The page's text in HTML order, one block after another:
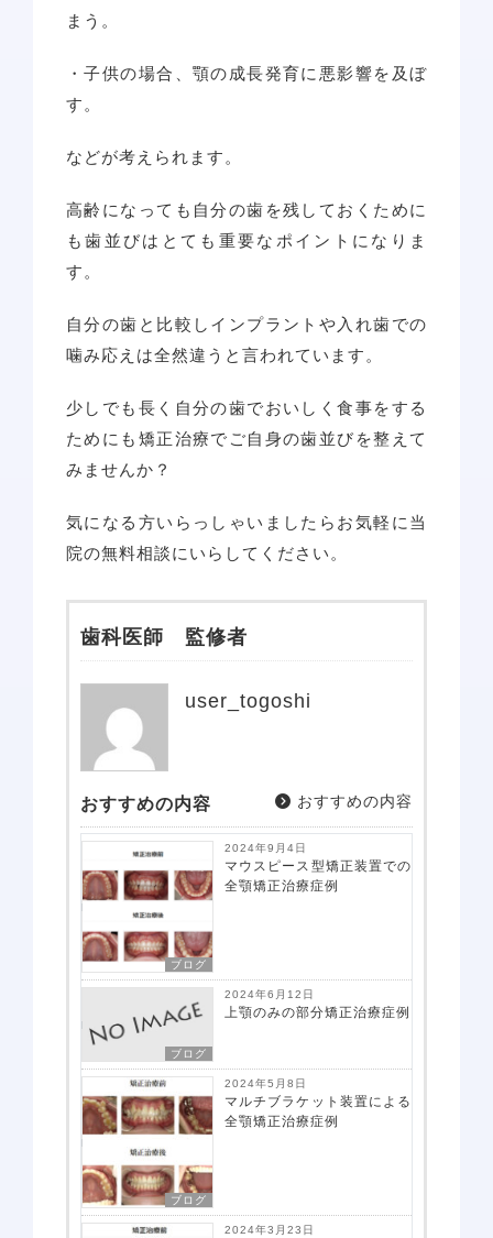
アクセス
まう。
・子供の場合、顎の成長発育に悪影響を及ぼ
す。
などが考えられます。
高齢になっても自分の歯を残しておくために
も歯並びはとても重要なポイントになりま
す。
自分の歯と比較しインプラントや入れ歯での
噛み応えは全然違うと言われています。
少しでも長く自分の歯でおいしく食事をする
ためにも矯正治療でご自身の歯並びを整えて
みませんか？
気になる方いらっしゃいましたらお気軽に当
院の無料相談にいらしてください。
歯科医師 監修者
user_togoshi
おすすめの内容 おすすめの内容
ブログ
2024年9月4日
マウスピース型矯正装置での
全顎矯正治療症例
ブログ
2024年6月12日
上顎のみの部分矯正治療症例
ブログ
2024年5月8日
マルチブラケット装置による
全顎矯正治療症例
2024年3月23日